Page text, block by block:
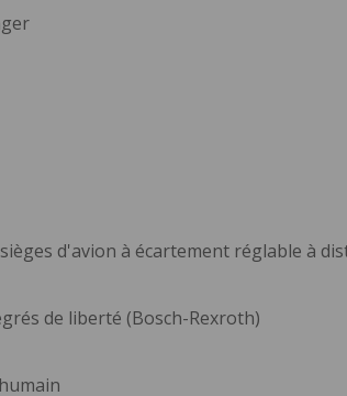
d'avion à écartement réglable à
de liberté (Bosch-Rexroth)